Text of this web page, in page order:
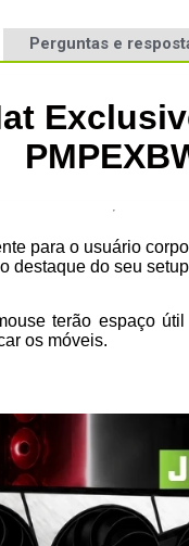
Perguntas e
para o usuário
do seu
terão espaço
os móveis.